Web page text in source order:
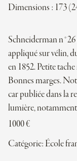
Dimensions : 173
Schneiderman
appliqué sur vélin,
en 1852. Petite
Bonnes marges.
car publiée dans la
lumière,
1000€
Catégorie: École